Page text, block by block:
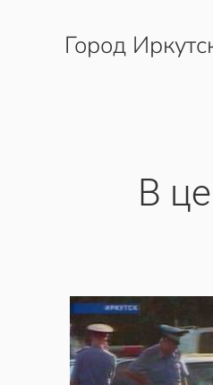
Перейти к содержимому
Город
В